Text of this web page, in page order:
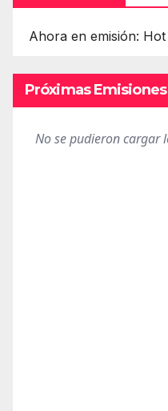
Ahora en emisión:
Próximas Emisiones